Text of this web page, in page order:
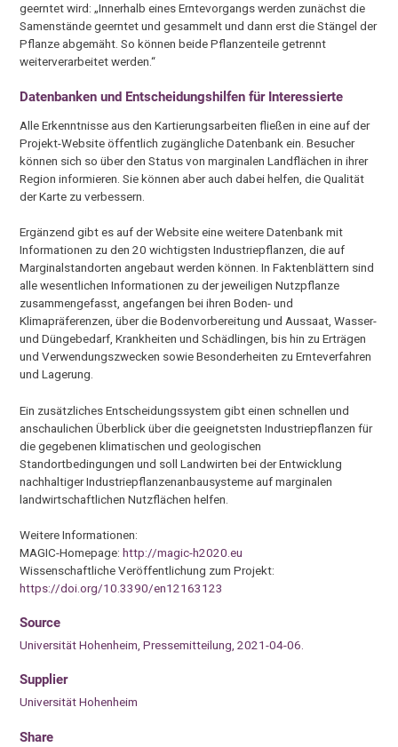
geerntet wird: „Innerhalb eines Erntevorgangs werden zunächst die
Samenstände geerntet und gesammelt und dann erst die Stängel der
Pflanze abgemäht. So können beide Pflanzenteile getrennt
weiterverarbeitet werden.“
Datenbanken und Entscheidungshilfen für Interessierte
Alle Erkenntnisse aus den Kartierungsarbeiten fließen in eine auf der
Projekt-Website öffentlich zugängliche Datenbank ein. Besucher
können sich so über den Status von marginalen Landflächen in ihrer
Region informieren. Sie können aber auch dabei helfen, die Qualität
der Karte zu verbessern.
Ergänzend gibt es auf der Website eine weitere Datenbank mit
Informationen zu den 20 wichtigsten Industriepflanzen, die auf
Marginalstandorten angebaut werden können. In Faktenblättern sind
alle wesentlichen Informationen zu der jeweiligen Nutzpflanze
zusammengefasst, angefangen bei ihren Boden- und
Klimapräferenzen, über die Bodenvorbereitung und Aussaat, Wasser-
und Düngebedarf, Krankheiten und Schädlingen, bis hin zu Erträgen
und Verwendungszwecken sowie Besonderheiten zu Ernteverfahren
und Lagerung.
Ein zusätzliches Entscheidungssystem gibt einen schnellen und
anschaulichen Überblick über die geeignetsten Industriepflanzen für
die gegebenen klimatischen und geologischen
Standortbedingungen und soll Landwirten bei der Entwicklung
nachhaltiger Industriepflanzenanbausysteme auf marginalen
landwirtschaftlichen Nutzflächen helfen.
Weitere Informationen:
MAGIC-Homepage:http://magic-h2020.eu
Wissenschaftliche Veröffentlichung zum Projekt:
https://doi.org/10.3390/en12163123
Source
Universität Hohenheim, Pressemitteilung, 2021-04-06.
Supplier
Universität Hohenheim
Share